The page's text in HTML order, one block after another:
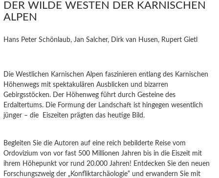
DER WILDE WESTEN DER KARNISCHEN
ALPEN
Hans Peter Schönlaub, Jan Salcher, Dirk van Husen, Rupert Gietl
Die Westlichen Karnischen Alpen faszinieren entlang des Karnischen
Höhenwegs mit spektakulären Ausblicken und bizarren
Gebirgsstöcken. Der Höhenweg führt durch Gesteine des
Erdaltertums. Die Formung der Landschaft ist hingegen wesentlich
jünger – die Eiszeiten prägten das heutige Bild.
Begleiten Sie die Autoren auf eine reich bebilderte Reise vom
Ordovizium von vor fast 500 Millionen Jahren bis in die Eiszeit mit
ihrem Höhepunkt vor rund 20.000 Jahren! Entdecken Sie den neuen
Forschungszweig der „Konfliktarchäologie“ und erwandern Sie mit